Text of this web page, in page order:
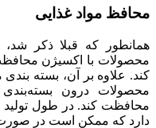
محافظ مواد غذایی
همانطور که قبلا ذکر
محصولات با اکسیژن
کند. علاوه بر آن، بسته
محصولات درون بسته‌بندی
محافظت کند. در طول تولید
دارد که ممکن است در صورت